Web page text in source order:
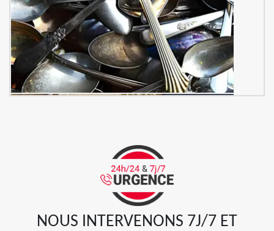
NOUS INTERVENONS 7J/7 ET